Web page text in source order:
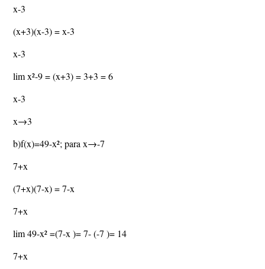
x-3
(x+3)(x-3) = x-3
x-3
lim x²-9 = (x+3) = 3+3 = 6
x-3
x→3
b)f(x)=49-x²; para x→-7
7+x
(7+x)(7-x) = 7-x
7+x
lim 49-x² =(7-x )= 7- (-7 )= 14
7+x